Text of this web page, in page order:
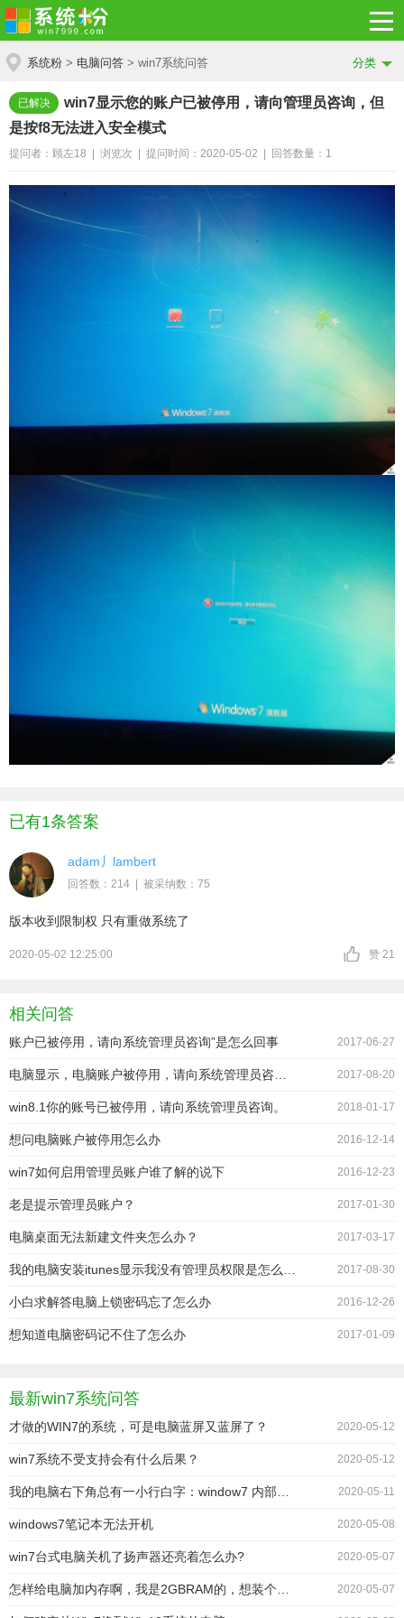
系统粉 > 电脑问答 > win7系统问答 分类
已解决
win7显示您的账户已被停用，请向管理员咨询，但
是按f8无法进入安全模式
提问者：顾左18 | 浏览次 | 提问时间：2020-05-02 | 回答数量：1
已有1条答案
adam丿lambert
回答数：214 | 被采纳数：75
版本收到限制权 只有重做系统了
2020-05-02 12:25:00 赞 21
相关问答
账户已被停用，请向系统管理员咨询”是怎么回事 2017-06-27
2017-08-20
win8.1你的账号已被停用，请向系统管理员咨询。 2018-01-17
想问电脑账户被停用怎么办 2016-12-14
win7如何启用管理员账户谁了解的说下 2016-12-23
老是提示管理员账户？ 2017-01-30
电脑桌面无法新建文件夹怎么办？ 2017-03-17
2017-08-30
小白求解答电脑上锁密码忘了怎么办 2016-12-26
想知道电脑密码记不住了怎么办 2017-01-09
最新win7系统问答
才做的WIN7的系统，可是电脑蓝屏又蓝屏了？ 2020-05-12
win7系统不受支持会有什么后果？ 2020-05-12
2020-05-11
windows7笔记本无法开机 2020-05-08
win7台式电脑关机了扬声器还亮着怎么办? 2020-05-07
2020-05-07